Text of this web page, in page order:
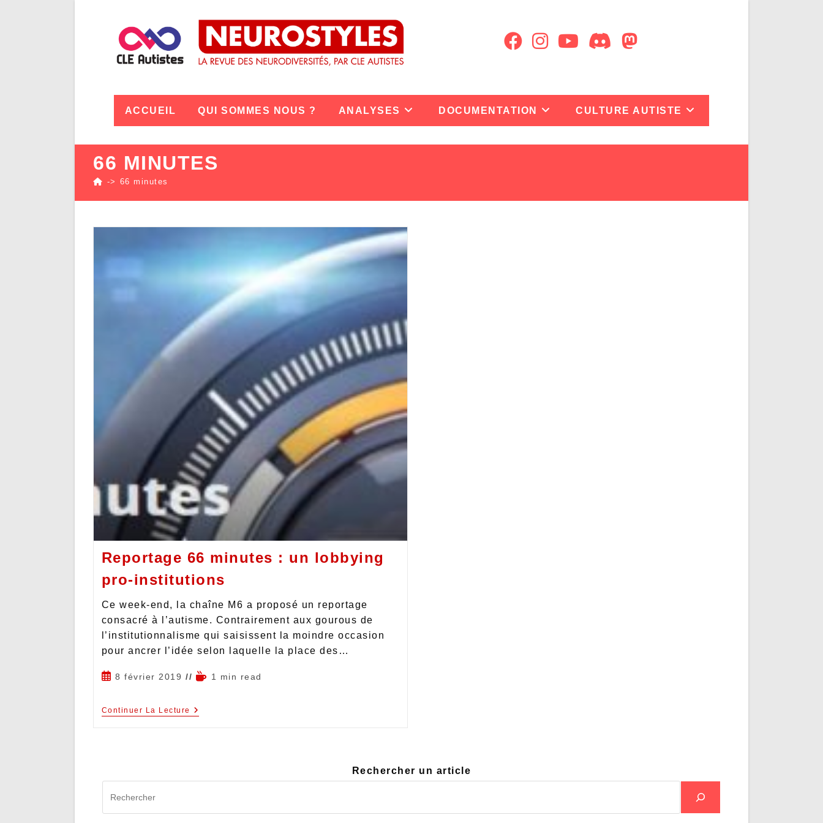
ACCUEIL QUI SOMMES NOUS ? ANALYSES DOCUMENTATION CULTURE AUTISTE
66 MINUTES
-> 66 minutes
Reportage 66 minutes : un lobbying
pro-institutions
Ce week-end, la chaîne M6 a proposé un reportage
consacré à l’autisme. Contrairement aux gourous de
l’institutionnalisme qui saisissent la moindre occasion
pour ancrer l’idée selon laquelle la place des…
8 février 2019 1 min read
Continuer La Lecture
Rechercher un article